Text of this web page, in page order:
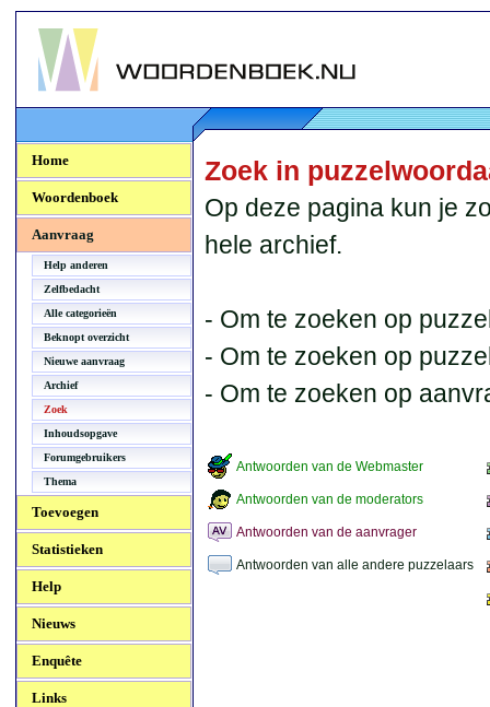
Woordenboek.NU
Home
Woordenboek
Aanvraag
Help anderen
Zelfbedacht
Alle categorieën
Beknopt overzicht
Nieuwe aanvraag
Archief
Zoek
Inhoudsopgave
Forumgebruikers
Thema
Toevoegen
Statistieken
Help
Nieuws
Enquête
Links
Zoek in
Op deze pagina kun je
hele archief.
- Om te zoeken op
- Om te zoeken op
- Om te zoeken op
Antwoorden van de Webmaster
Antwoorden van de moderators
Antwoorden van de aanvrager
Antwoorden van alle andere puzzelaars